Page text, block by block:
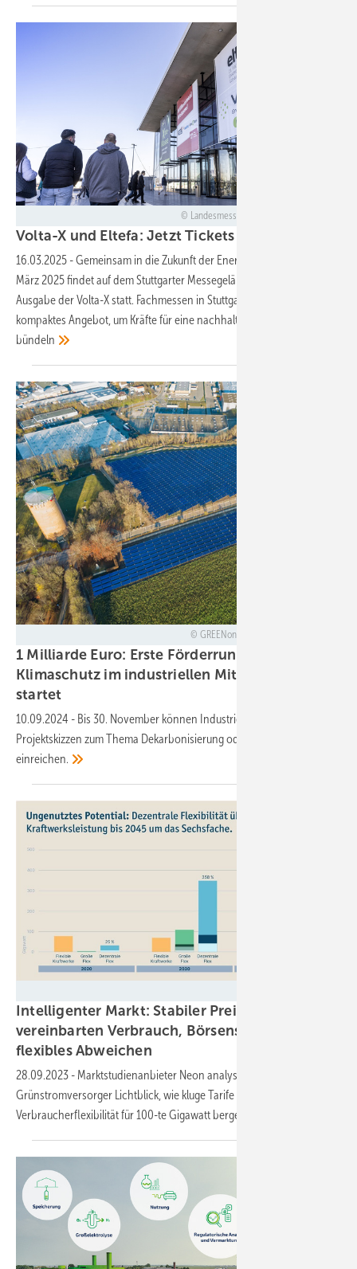
Landesmesse Stuttgart GmbH & Co. KG
Volta-X und Eltefa: Jetzt Tickets
16.03.2025 -Gemeinsam in die Zukunft der Energie: Vom 25. bis 27.
März 2025 findet auf dem Stuttgarter Messegelände die zweite
Ausgabe der Volta-X statt. Fachmessen in Stuttgart bieten ein
kompaktes Angebot, um Kräfte für eine nachhaltige Energiezukunft zu
bündeln
GREENoneTEC Solarindustrie GmbH
1 Milliarde Euro: Erste Förderrunde für
Klimaschutz im industriellen Mittelstand
startet
10.09.2024 - Bis 30. November können Industrieunternehmen ihre
Projektskizzen zum Thema Dekarbonisierung oder CCU und CCS
einreichen.
Intelligenter Markt: Stabiler Preis für
vereinbarten Verbrauch, Börsenstrom für
flexibles Abweichen
28.09.2023 - Marktstudienanbieter Neon analysiert für
Grünstromversorger Lichtblick, wie kluge Tarife eine
Verbraucherflexibilität für 100-te Gigawatt bergen.